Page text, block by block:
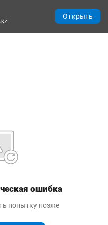
ошибка
попытку позже
Открыть